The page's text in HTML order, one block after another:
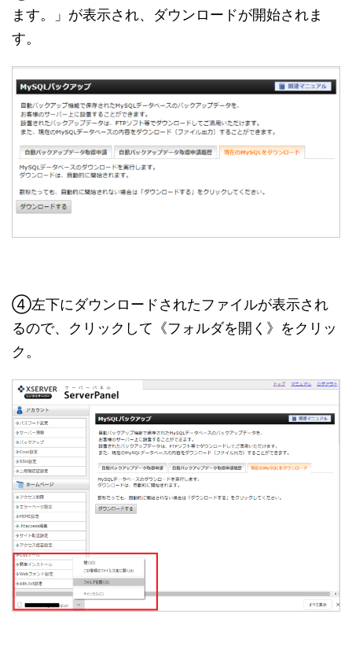
ます。」が表示され、ダウンロードが開始されま
す。
④左下にダウンロードされたファイルが表示され
るので、クリックして《フォルダを開く》をクリッ
ク。